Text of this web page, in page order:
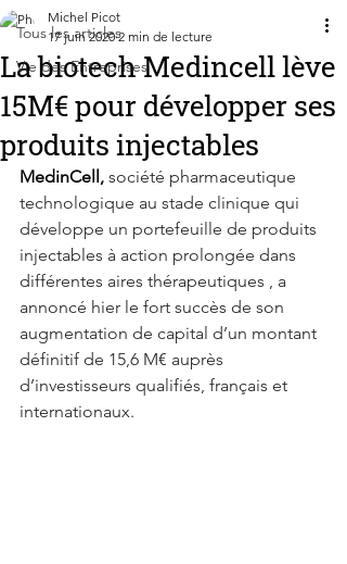
Tous les articles
Vie des Entreprises
La biotech Medincell lève
15M€ pour développer ses
produits injectables
Michel Picot
17 juin 2020 2 min de lecture
MedinCell, société pharmaceutique
technologique au stade clinique qui
développe un portefeuille de produits
injectables à action prolongée dans
différentes aires thérapeutiques , a
annoncé hier le fort succès de son
augmentation de capital d’un montant
définitif de 15,6 M€ auprès
d’investisseurs qualifiés, français et
internationaux.